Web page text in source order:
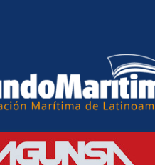
marca registrada de MundoMaritimo Ltda.